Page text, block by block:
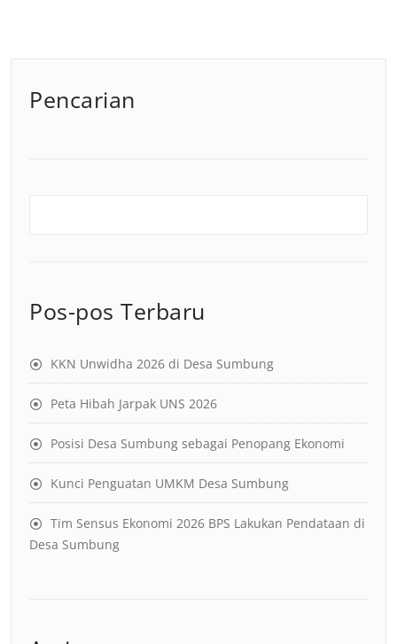
Pencarian
Pos-pos Terbaru
KKN Unwidha 2026 di Desa Sumbung
Peta Hibah Jarpak UNS 2026
Posisi Desa Sumbung sebagai Penopang Ekonomi
Kunci Penguatan UMKM Desa Sumbung
Tim Sensus Ekonomi 2026 BPS Lakukan Pendataan di
Desa Sumbung